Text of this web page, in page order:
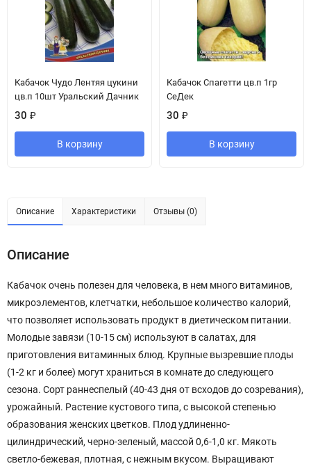
Кабачок Чудо Лентяя цукини
цв.п 10шт Уральский Дачник
30 ₽
В корзину
Кабачок Спагетти цв.п 1гр
СеДек
30 ₽
В корзину
Описание Характеристики Отзывы (0)
Описание
Кабачок очень полезен для человека, в нем много витаминов,
микроэлементов, клетчатки, небольшое количество калорий,
что позволяет использовать продукт в диетическом питании.
Молодые завязи (10-15 см) используют в салатах, для
приготовления витаминных блюд. Крупные вызревшие плоды
(1-2 кг и более) могут храниться в комнате до следующего
сезона. Сорт раннеспелый (40-43 дня от всходов до созревания),
урожайный. Растение кустового типа, с высокой степенью
образования женских цветков. Плод удлиненно-
цилиндрический, черно-зеленый, массой 0,6-1,0 кг. Мякоть
светло-бежевая, плотная, с нежным вкусом. Выращивают